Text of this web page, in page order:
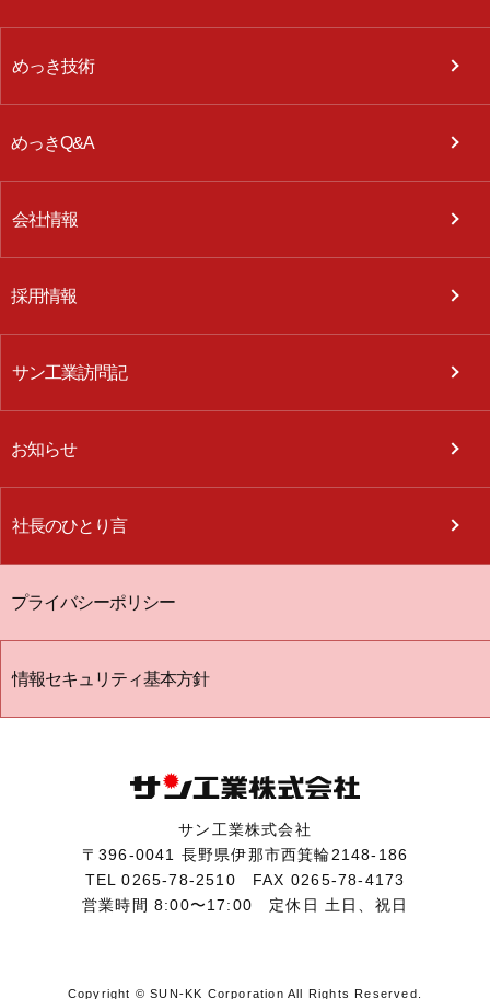
めっき技術
めっきQ&A
会社情報
採用情報
サン工業訪問記
お知らせ
社長のひとり言
プライバシーポリシー
情報セキュリティ基本方針
サン工業株式会社
〒396-0041 長野県伊那市西箕輪2148-186
TEL 0265-78-2510 FAX 0265-78-4173
営業時間 8:00〜17:00 定休日 土日、祝日
Copyright © SUN-KK Corporation All Rights Reserved.